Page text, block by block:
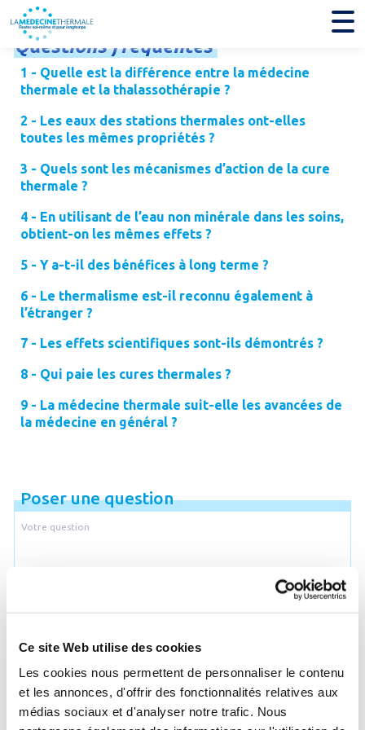
Ce site Web utilise des cookies
Les cookies nous permettent de personnaliser le contenu
et les annonces, d'offrir des fonctionnalités relatives aux
médias sociaux et d'analyser notre trafic. Nous
Questionsfréquentes
1 - Quelle est la différence entre la médecine
thermale et la thalassothérapie ?
2 - Les eaux des stations thermales ont-elles
toutes les mêmes propriétés ?
3 - Quels sont les mécanismes d’action de la cure
thermale ?
4 - En utilisant de l’eau non minérale dans les soins,
obtient-on les mêmes effets ?
5 - Y a-t-il des bénéfices à long terme ?
6 - Le thermalisme est-il reconnu également à
l’étranger ?
7 - Les effets scientifiques sont-ils démontrés ?
8 - Qui paie les cures thermales ?
9 - La médecine thermale suit-elle les avancées de
la médecine en général ?
Poser une question
Email